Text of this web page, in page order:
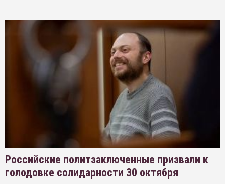
Российские политзаключенные призвали к
голодовке солидарности 30 октября